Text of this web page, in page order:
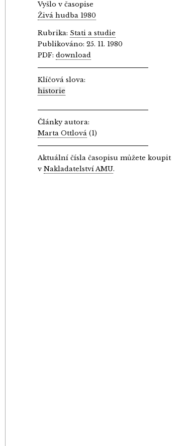
Vyšlo v časopise
Živá hudba 1980
Rubrika: Stati a studie
Publikováno: 25. 11. 1980
PDF:download
Klíčová slova:
historie
Články autora:
Marta Ottlová (1)
Aktuální čísla časopisu můžete koupit
vNakladatelství AMU.